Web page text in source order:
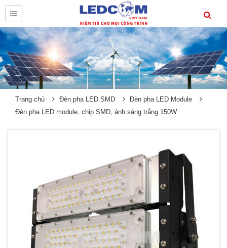
Trang chủ Đèn pha LED SMD
Đèn pha LED Module
Đèn pha LED module, chip SMD, ánh sáng trắng 150W